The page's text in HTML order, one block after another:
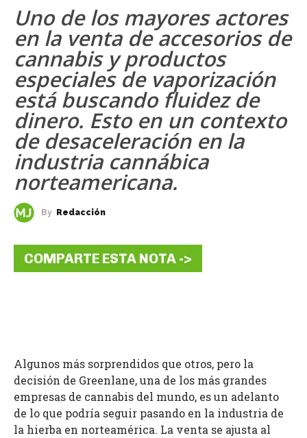
Uno de los mayores actores
en la venta de accesorios de
cannabis y productos
especiales de vaporización
está buscando fluidez de
dinero. Esto en un contexto
de desaceleración en la
industria cannábica
norteamericana.
By Redacción
COMPARTE ESTA NOTA ->
Algunos más sorprendidos que otros, pero la
decisión de Greenlane, una de los más grandes
empresas de cannabis del mundo, es un adelanto
de lo que podría seguir pasando en la industria de
la hierba en norteamérica. La venta se ajusta al